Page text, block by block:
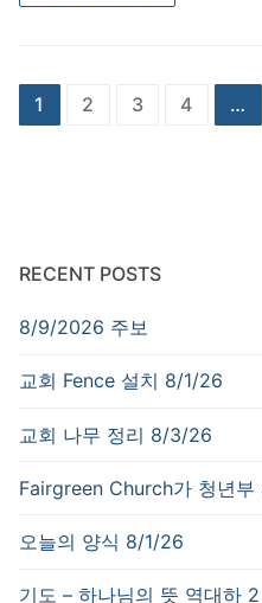
Posts
1 2 3 4 …
RECENT POSTS
8/9/2026 주보
교회 Fence 설치 8/1/26
교회 나무 정리 8/3/26
Fairgreen Church가 청년
오늘의 양식 8/1/26
기도 – 하나님의 뜻 역대하